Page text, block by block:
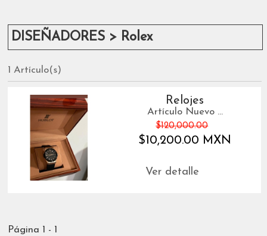
DISEÑADORES > Rolex
1 Artículo(s)
Relojes
Artículo Nuevo ...
$120,000.00
$10,200.00 MXN
Ver detalle
Página 1 - 1